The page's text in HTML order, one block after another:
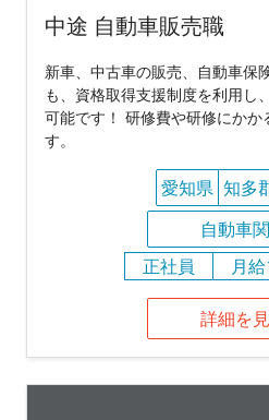
中途 自動車販売職
新車、中古車の販売、自動車保
も、資格取得支援制度を利用し
可能です！ 研修費や研修にかか
す。
愛知県 知多
自動車
正社員
月
詳細を